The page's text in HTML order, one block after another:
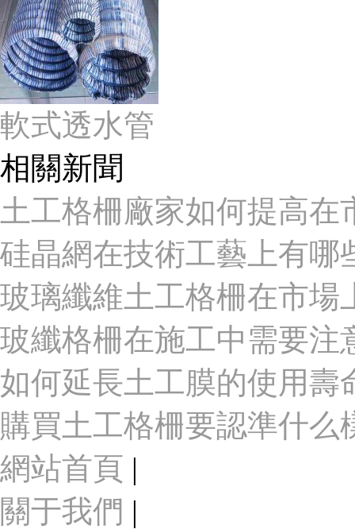
軟式透水管
相關新聞
土工格柵廠家如何提高在
硅晶網在技術工藝上有哪
玻璃纖維土工格柵在市場
玻纖格柵在施工中需要注
如何延長土工膜的使用壽
購買土工格柵要認準什么
網站首頁 |
關于我們 |